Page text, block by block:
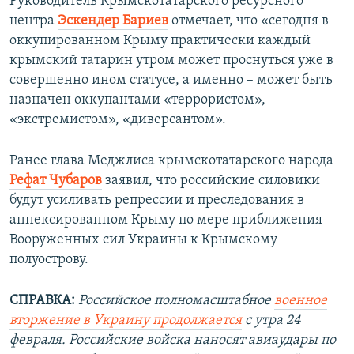
центра Эскендер Бариев отмечает, что «сегодня в
оккупированном Крыму практически каждый
крымский татарин утром может проснуться уже в
совершенно ином статусе, а именно – может быть
назначен оккупантами «террористом»,
«экстремистом», «диверсантом».
Ранее глава Меджлиса крымскотатарского народа
Рефат Чубаров заявил, что российские силовики
будут усиливать репрессии и преследования в
аннексированном Крыму по мере приближения
Вооруженных сил Украины к Крымскому
полуострову.
СПРАВКА: Российское полномасштабноевоенное
вторжение в Украину продолжаетсяс утра 24
февраля. Российские войска наносят авиаудары по